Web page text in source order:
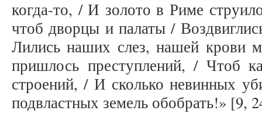
когда-то, / И золото в Риме
чтоб дворцы и палаты /
Лились наших слез, нашей крови
пришлось преступлений, / Чтоб
строений, / И сколько невинных
подвластных земель обобрать!» [9,